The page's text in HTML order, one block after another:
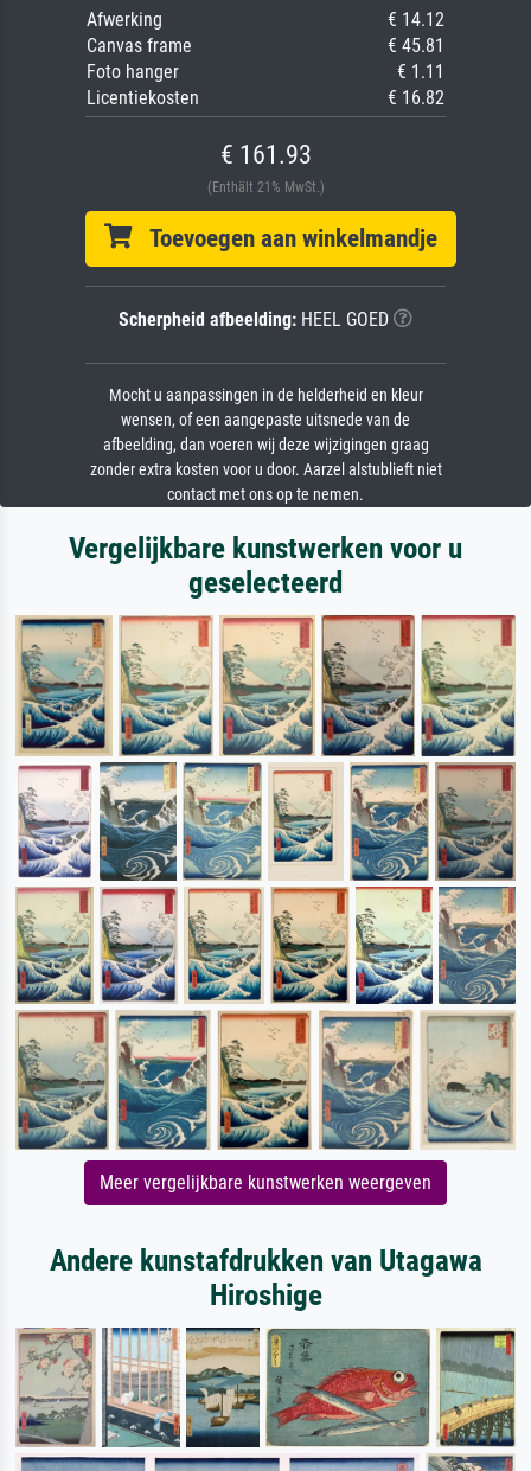
Afwerking
€ 14.12
Canvas frame
€ 45.81
Foto hanger
€ 1.11
Licentiekosten
€ 16.82
€ 161.93
(Enthält 21% MwSt.)
Toevoegen aan winkelmandje
Scherpheid afbeelding: HEEL GOED
Mocht u aanpassingen in de helderheid en kleur
wensen, of een aangepaste uitsnede van de
afbeelding, dan voeren wij deze wijzigingen graag
zonder extra kosten voor u door. Aarzel alstublieft niet
contact met ons op te nemen.
Vergelijkbare kunstwerken voor u
geselecteerd
Meer vergelijkbare kunstwerken weergeven
Andere kunstafdrukken van Utagawa
Hiroshige